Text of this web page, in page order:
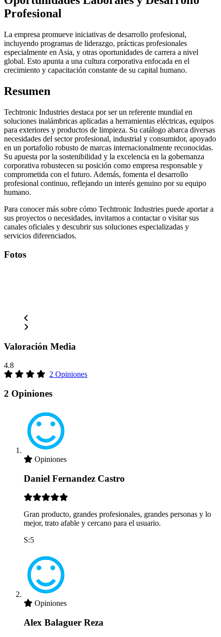
Profesional
La empresa promueve iniciativas de desarrollo profesional,
incluyendo programas de liderazgo, prácticas profesionales
especialmente en Asia, y otras oportunidades de carrera a nivel
global. Esto apunta a una cultura corporativa enfocada en el
crecimiento y capacitación constante de su capital humano.
Resumen
Techtronic Industries destaca por ser un referente mundial en
soluciones inalámbricas aplicadas a herramientas eléctricas, equipos
para exteriores y productos de limpieza. Su catálogo abarca diversas
necesidades del sector profesional, industrial y consumidor, apoyado
en un portafolio robusto de marcas internacionalmente reconocidas.
Su apuesta por la sostenibilidad y la excelencia en la gobernanza
corporativa robustecen su posición como empresa responsable y
comprometida con el futuro. Además, fomenta el desarrollo
profesional continuo, reflejando un interés genuino por su equipo
humano.
Para conocer más sobre cómo Techtronic Industries puede aportar a
sus proyectos o necesidades, invitamos a contactar o visitar sus
canales oficiales y descubrir sus soluciones especializadas y
servicios diferenciados.
Fotos
Valoración Media
4.8
2 Opiniones
2 Opiniones
Opiniones
Daniel Fernandez Castro
Gran producto, grandes profesionales, grandes personas y lo
mejor, trato afable y cercano para el usuario.
S:5
Opiniones
Alex Balaguer Reza